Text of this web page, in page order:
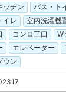
ッチン
バス・ト
イレ
室内洗濯機
コンロ三口
W
エレベーター
ウン